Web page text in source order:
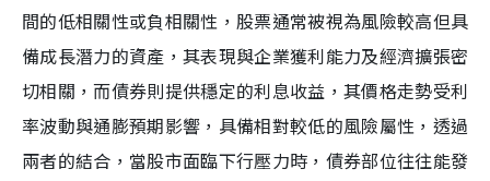
間的低相關性或負相關性，股票通常被視為風險較高但具
備成長潛力的資產，其表現與企業獲利能力及經濟擴張密
切相關，而債券則提供穩定的利息收益，其價格走勢受利
率波動與通膨預期影響，具備相對較低的風險屬性，透過
兩者的結合，當股市面臨下行壓力時，債券部位往往能發